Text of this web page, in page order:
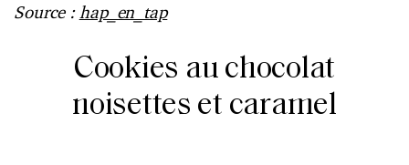
Source :hap_en_tap
Cookies au chocolat
noisettes et caramel